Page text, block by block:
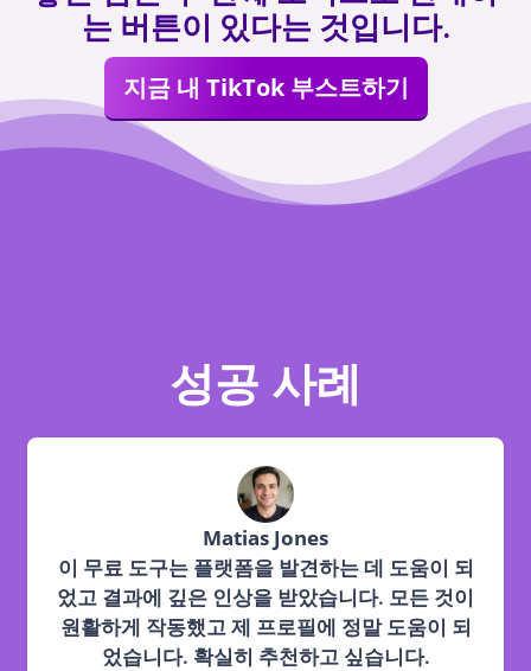
는 버튼이 있다는 것입니다.
지금 내 TikTok 부스트하기
성공 사례
Lisa Carter
이 무료 도구를 사용한 훌륭한 경험이었습니다.
사용하기 매우 쉬웠고 구매하기 전에 서비스를
테스트하는 데 도움이 되었습니다. 품질을 확인
한 후 고객이 되기로 결정했습니다. 확실히 시도